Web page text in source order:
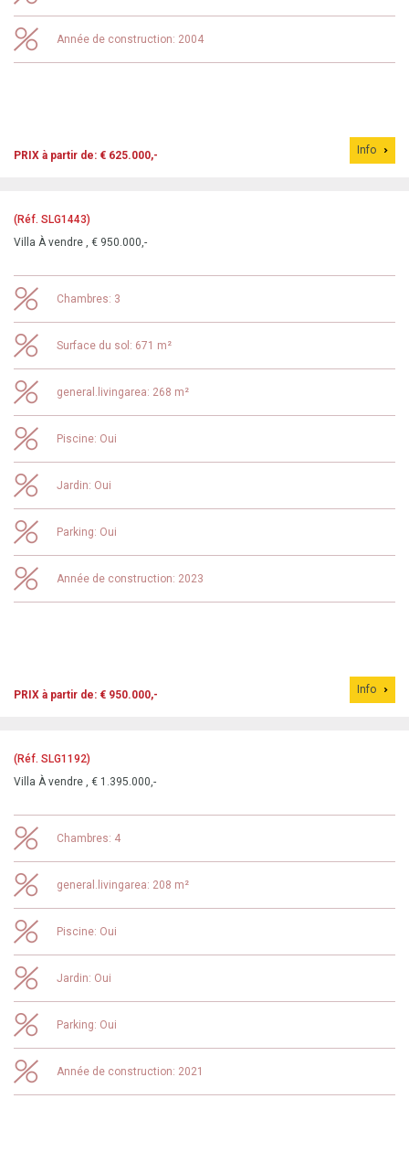
Année de construction: 2004
PRIX à partir de: € 625.000,- Info
(Réf. SLG1443)
Villa À vendre , € 950.000,-
Chambres: 3
Surface du sol: 671 m²
general.livingarea: 268 m²
Piscine: Oui
Jardin: Oui
Parking: Oui
Année de construction: 2023
PRIX à partir de: € 950.000,- Info
(Réf. SLG1192)
Villa À vendre , € 1.395.000,-
Chambres: 4
general.livingarea: 208 m²
Piscine: Oui
Jardin: Oui
Parking: Oui
Année de construction: 2021